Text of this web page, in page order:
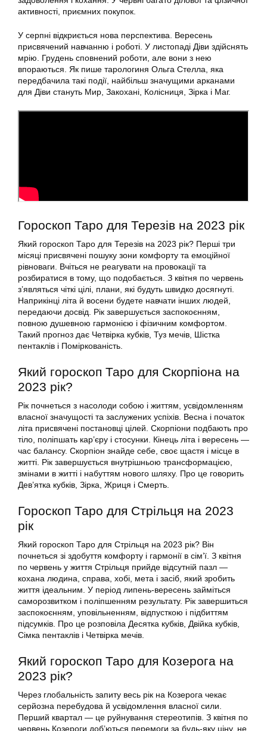
активності, приємних покупок.
У серпні відкриється нова перспектива. Вересень
присвячений навчанню і роботі. У листопаді Діви здійснять
мрію. Грудень сповнений роботи, але вони з нею
впораються. Як пише тарологиня Ольга Стелла, яка
передбачила такі події, найбільш значущими арканами
для Діви стануть Мир, Закохані, Колісниця, Зірка і Маг.
Гороскоп Таро для Терезів на 2023 рік
Який гороскоп Таро для Терезів на 2023 рік? Перші три
місяці присвячені пошуку зони комфорту та емоційної
рівноваги. Вчіться не реагувати на провокації та
розбиратися в тому, що подобається. З квітня по червень
з’являться чіткі цілі, плани, які будуть швидко досягнуті.
Наприкінці літа й восени будете навчати інших людей,
передаючи досвід. Рік завершується заспокоєнням,
повною душевною гармонією і фізичним комфортом.
Такий прогноз дає Четвірка кубків, Туз мечів, Шістка
пентаклів і Поміркованість.
Який гороскоп Таро для Скорпіона на
2023 рік?
Рік почнеться з насолоди собою і життям, усвідомленням
власної значущості та заслужених успіхів. Весна і початок
літа присвячені постановці цілей. Скорпіони подбають про
тіло, поліпшать кар’єру і стосунки. Кінець літа і вересень —
час балансу. Скорпіон знайде себе, своє щастя і місце в
житті. Рік завершується внутрішньою трансформацією,
змінами в житті і набуттям нового шляху. Про це говорить
Дев’ятка кубків, Зірка, Жриця і Смерть.
Гороскоп Таро для Стрільця на 2023
рік
Який гороскоп Таро для Стрільця на 2023 рік? Він
почнеться зі здобуття комфорту і гармонії в сім’ї. З квітня
по червень у життя Стрільця прийде відсутній пазл —
кохана людина, справа, хобі, мета і засіб, який зробить
життя ідеальним. У період липень-вересень займіться
саморозвитком і поліпшенням результату. Рік завершиться
заспокоєнням, уповільненням, відпусткою і підбиттям
підсумків. Про це розповіла Десятка кубків, Двійка кубків,
Сімка пентаклів і Четвірка мечів.
Який гороскоп Таро для Козерога на
2023 рік?
Через глобальність запиту весь рік на Козерога чекає
серйозна перебудова й усвідомлення власної сили.
Перший квартал — це руйнування стереотипів. З квітня по
червень Козероги доб’ються перемоги за будь-яку ціну, не